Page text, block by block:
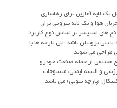
لایه آغازین برای رهاسازی
هوا و یک لایه بیرونی برای
های اسپیسر بر اساس نوع کاربرد
پلی پروپیلن باشد. این پارچه ها با
طراحی می شوند.
مختلفی از جمله صنعت خودرو،
و البسه ایمنی، منسوجات
(پارچه بتونی) می باشد.